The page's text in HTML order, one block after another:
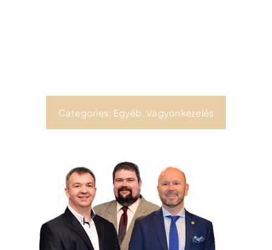
Categories: Egyéb,Vagyonkezelés